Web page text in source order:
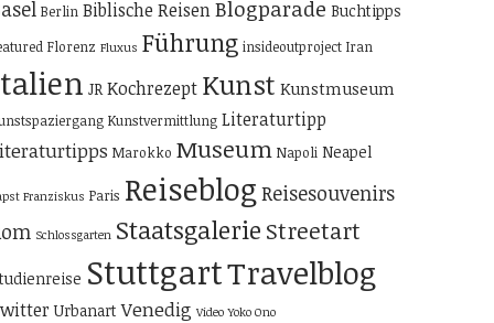
Berlin Biblische ReisenBlogparade Buchtipps
Florenz Fluxus Führung insideoutproject Iran
JR Kochrezept Kunst Kunstmuseum
Kunstvermittlung Literaturtipp
Marokko Museum Napoli Neapel
Franziskus Paris Reiseblog Reisesouvenirs
Schlossgarten Staatsgalerie Streetart
StuttgartTravelblog
Urbanart Venedig Video Yoko Ono